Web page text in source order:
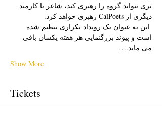
تری نتواند گروه را رهبری کند، شاعر یا کارمند
دیگری از CalPoets رهبری خواهد کرد.
این به عنوان یک رویداد تکراری تنظیم شده
است و پیوند بزرگنمایی هر هفته یکسان باقی
می ماند.…
Show More
Tickets